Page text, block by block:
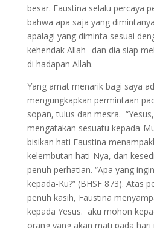
besar. Faustina selalu percaya
bahwa apa saja yang
apalagi yang diminta sesuai
kehendak Allah _dan dia siap
di hadapan Allah.
Yang amat menarik bagi saya
mengungkapkan permintaan
sopan, tulus dan mesra.
mengatakan sesuatu kepada-
bisikan hati Faustina
kelembutan hati-Nya, dan
penuh perhatian. “Apa yang
kepada-Ku?” (BHSF 873). Atas
penuh kasih, Faustina
kepada Yesus. aku mohon
orang yang akan mati pada hari